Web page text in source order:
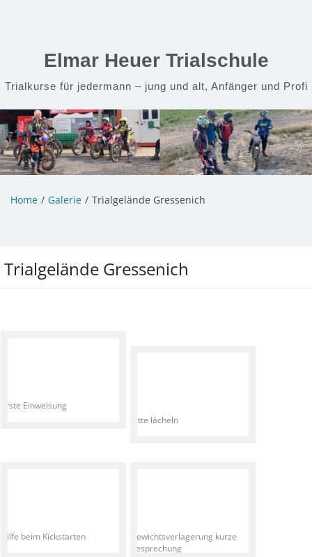
Elmar Heuer Trialschule
Trialkurse für jedermann – jung und alt, Anfänger und Profi
Home Galerie Trialgelände Gressenich
Trialgelände Gressenich
Erste Einweisung
Bitte lächeln
Hilfe beim Kickstarten
Gewichtsverlagerung kurze
Besprechung